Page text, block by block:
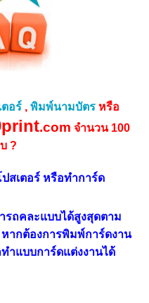
อร์ ,พิมพ์นามบัตร หรือ
.com จำนวน 100
?
สเตอร์ หรือทำการ์ด
รถคละแบบได้สูงสุดตาม
ากต้องการพิมพ์การ์ดงาน
ำแบบการ์ดแต่งงานได้